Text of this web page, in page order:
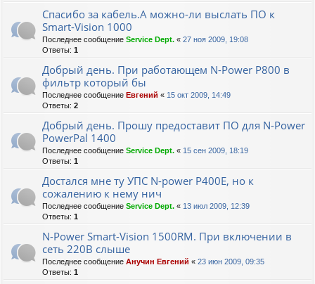
Спасибо за кабель.А можно-ли выслать ПО к
Smart-Vision 1000
Последнее сообщение Service Dept. « 27 ноя 2009, 19:08
Ответы: 1
Добрый день. При работающем N-Power P800 в
фильтр который бы
Последнее сообщение Евгений « 15 окт 2009, 14:49
Ответы: 2
Добрый день. Прошу предоставит ПО для N-Power
PowerPal 1400
Последнее сообщение Service Dept. « 15 сен 2009, 18:19
Ответы: 1
Достался мне ту УПС N-power Р400Е, но к
сожалению к нему нич
Последнее сообщение Service Dept. « 13 июл 2009, 12:39
Ответы: 1
N-Power Smart-Vision 1500RM. При включении в
сеть 220В слыше
Последнее сообщение Анучин Евгений « 23 июн 2009, 09:35
Ответы: 1